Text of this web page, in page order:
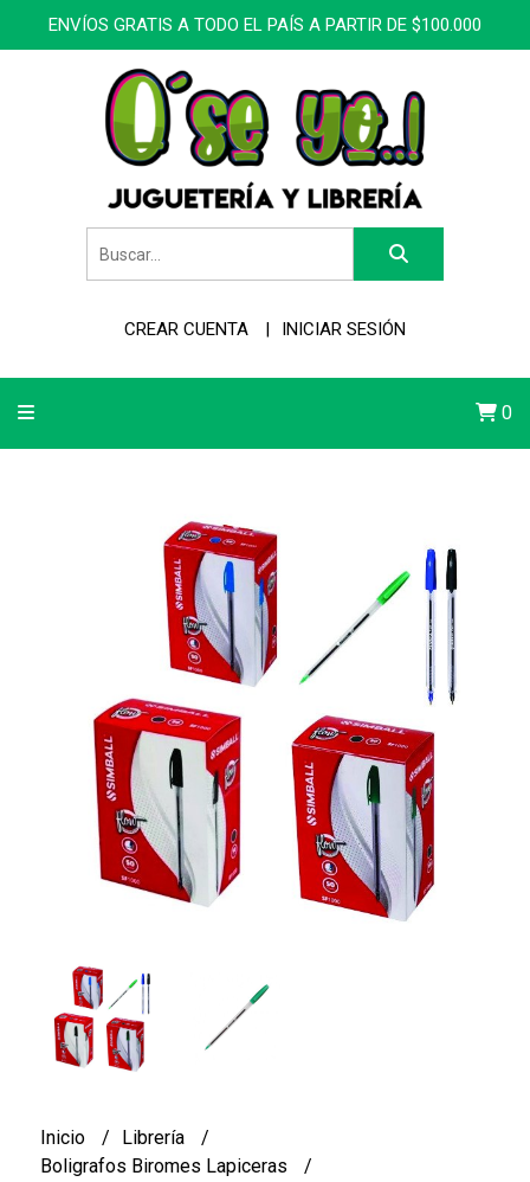
ENVÍOS GRATIS A TODO EL PAÍS A PARTIR DE $100.000
CREAR CUENTA INICIAR SESIÓN
0
Inicio
Librería
Boligrafos Biromes Lapiceras